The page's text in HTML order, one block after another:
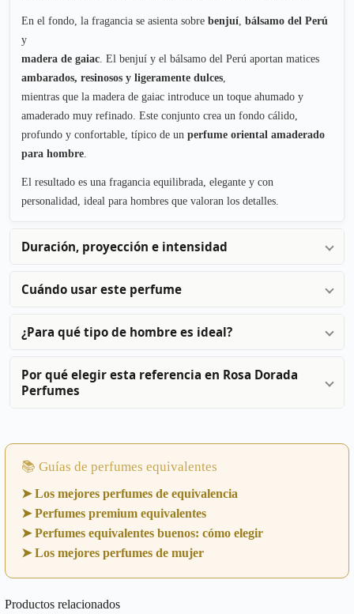
En el fondo, la fragancia se asienta sobre benjuí, bálsamo del Perú
y
madera de gaiac. El benjuí y el bálsamo del Perú aportan matices
ambarados, resinosos y ligeramente dulces,
mientras que la madera de gaiac introduce un toque ahumado y
amaderado muy refinado. Este conjunto crea un fondo cálido,
profundo y confortable, típico de un perfume oriental amaderado
para hombre.
El resultado es una fragancia equilibrada, elegante y con
personalidad, ideal para hombres que valoran los detalles.
Duración, proyección e intensidad
Cuándo usar este perfume
¿Para qué tipo de hombre es ideal?
Por qué elegir esta referencia en Rosa Dorada
Perfumes
📚 Guías de perfumes equivalentes
➤ Los mejores perfumes de equivalencia
➤ Perfumes premium equivalentes
➤ Perfumes equivalentes buenos: cómo elegir
➤ Los mejores perfumes de mujer
Productos relacionados